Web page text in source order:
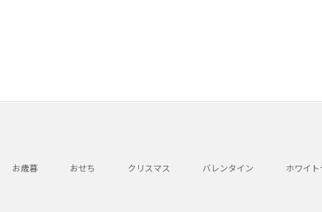
お歳暮 おせち クリスマス バレンタイン ホワイ